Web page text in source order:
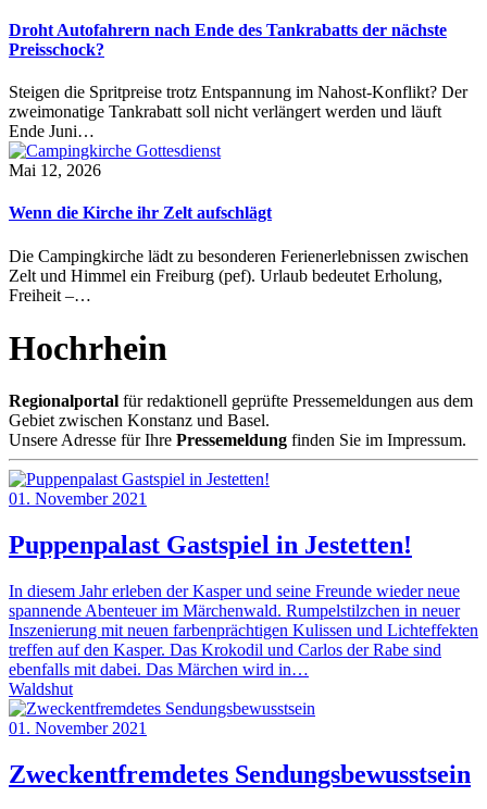
Droht Autofahrern nach Ende des Tankrabatts der nächste
Preisschock?
Steigen die Spritpreise trotz Entspannung im Nahost-Konflikt? Der
zweimonatige Tankrabatt soll nicht verlängert werden und läuft
Ende Juni…
Mai 12, 2026
Wenn die Kirche ihr Zelt aufschlägt
Die Campingkirche lädt zu besonderen Ferienerlebnissen zwischen
Zelt und Himmel ein Freiburg (pef). Urlaub bedeutet Erholung,
Freiheit –…
Hochrhein
Regionalportal für redaktionell geprüfte Pressemeldungen aus dem
Gebiet zwischen Konstanz und Basel.
Unsere Adresse für Ihre Pressemeldung finden Sie im Impressum.
01. November 2021
Puppenpalast Gastspiel in Jestetten!
In diesem Jahr erleben der Kasper und seine Freunde wieder neue
spannende Abenteuer im Märchenwald. Rumpelstilzchen in neuer
Inszenierung mit neuen farbenprächtigen Kulissen und Lichteffekten
treffen auf den Kasper. Das Krokodil und Carlos der Rabe sind
ebenfalls mit dabei. Das Märchen wird in…
Waldshut
01. November 2021
Zweckentfremdetes Sendungsbewusstsein